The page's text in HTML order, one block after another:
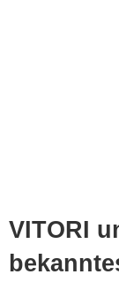
VITORI